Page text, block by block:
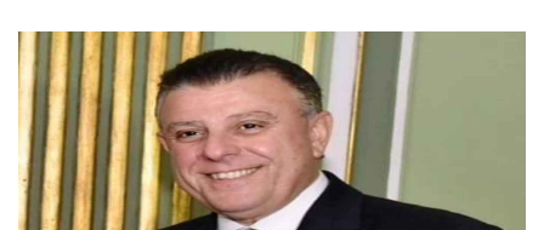
الأنظمة الذكية
الإعلام
تواصل معنا